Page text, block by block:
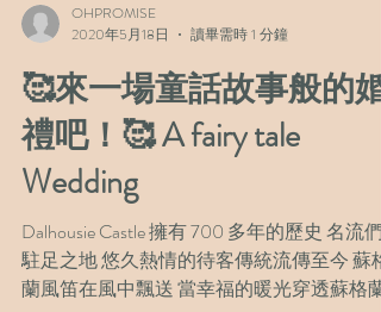
OHPROMISE
2020年5月18日
讀畢需時 1 分鐘
🥰來一場童話故事般的婚
禮吧！🥰 A fairy tale
Wedding
Dalhousie Castle 擁有 700 多年的歷史 名流們
駐足之地 悠久熱情的待客傳統流傳至今 蘇格
蘭風笛在風中飄送 當幸福的暖光穿透蘇格蘭